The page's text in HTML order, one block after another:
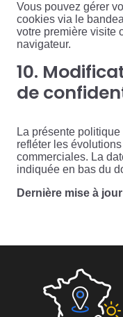
Vous pouvez gérer
cookies via le
votre première visite
navigateur.
10.
de
La présente
refléter les
commerciales. La
indiquée en bas du
Dernière mise à